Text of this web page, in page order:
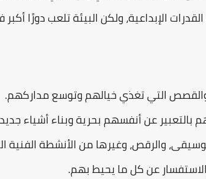
الإبداعية، ولكن البيئة تلعب دورًا
التي تغذي خيالهم وتوسع مداركهم.
بالتعبير عن أنفسهم بحرية وبناء أشياء
والرقص، وغيرها من الأنشطة الفنية
عن كل ما يحيط بهم.